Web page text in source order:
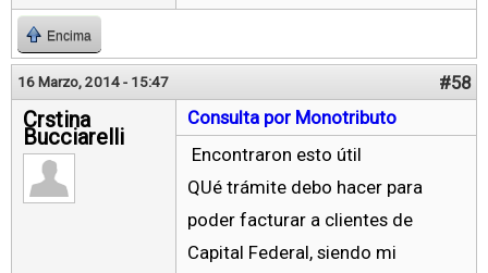
Encima
16 Marzo, 2014 - 15:47 #58
Crstina
Bucciarelli
Consulta por Monotributo
Encontraron esto útil
QUé trámite debo hacer para
poder facturar a clientes de
Capital Federal, siendo mi